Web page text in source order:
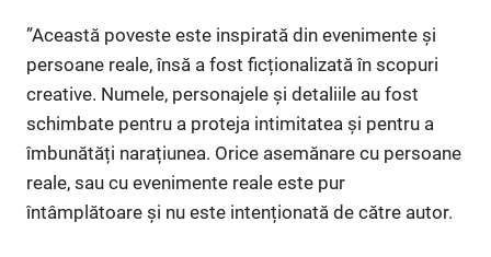
”Această poveste este inspirată din evenimente și
persoane reale, însă a fost ficționalizată în scopuri
creative. Numele, personajele și detaliile au fost
schimbate pentru a proteja intimitatea și pentru a
îmbunătăți narațiunea. Orice asemănare cu persoane
reale, sau cu evenimente reale este pur
întâmplătoare și nu este intenționată de către autor.